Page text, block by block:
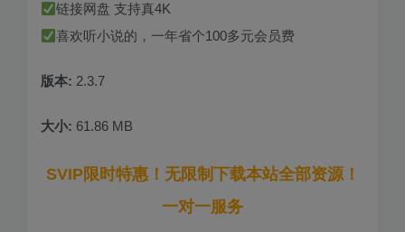
链接网盘 支持真4K
喜欢听小说的，一年省个100多元会员费
版本: 2.3.7
大小: 61.86 MB
SVIP限时特惠！无限制下载本站全部资源！
一对一服务